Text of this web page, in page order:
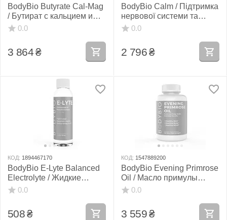
BodyBio Butyrate Cal-Mag
/ Бутират с кальцием и
магнием 250 капсул
0.0
3 864₴
BodyBio Calm / Підтримка
нервової системи та
зниження стресу 60
0.0
2 796₴
КОД: 1894467170
BodyBio E-Lyte Balanced
Electrolyte / Жидкие
электролиты 118 мл
0.0
508₴
КОД: 1547889200
BodyBio Evening Primrose
Oil / Масло примулы
вечерней 180 гелей
0.0
3 559₴